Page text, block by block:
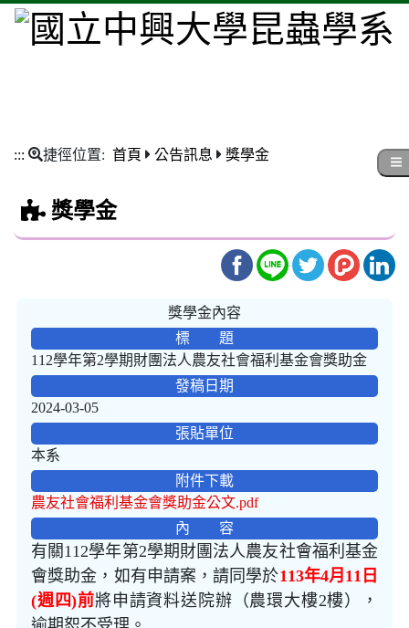
::: 捷徑位置: 首頁 公告訊息 獎學金
獎學金
獎學金內容
標 題
112學年第2學期財團法人農友社會福利基金會獎助金
發稿日期
2024-03-05
張貼單位
本系
附件下載
農友社會福利基金會獎助金公文.pdf
內 容
有關112學年第2學期財團法人農友社會福利基金
會獎助金，如有申請案，請同學於113年4月 11 日
(週四)前將申請資料送院辦（農環大樓2樓），